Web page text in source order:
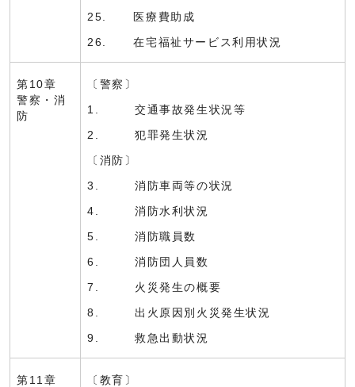
25. 医療費助成
26. 在宅福祉サービス利用状況
第10章
警察・消
防
〔警察〕
1. 交通事故発生状況等
2. 犯罪発生状況
〔消防〕
3. 消防車両等の状況
4. 消防水利状況
5. 消防職員数
6. 消防団人員数
7. 火災発生の概要
8. 出火原因別火災発生状況
9. 救急出動状況
第11章
〔教育〕